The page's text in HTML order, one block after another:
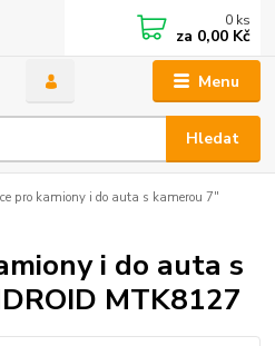
Menu
Hledat
0 ks
za 0,00 Kč
pro kamiony i do auta s kamerou 7"
i do auta s
MTK8127